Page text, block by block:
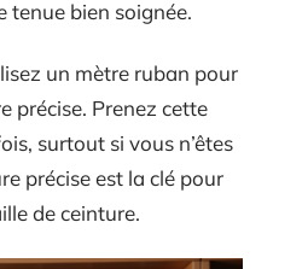
tenue bien soignée.
un mètre ruban pour
précise. Prenez cette
surtout si vous n’êtes
précise est la clé pour
de ceinture.